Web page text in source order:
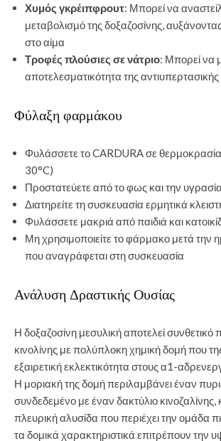
Χυμός γκρέιπφρουτ: Μπορεί να
μεταβολισμό της δοξαζοσίνης,
στο αίμα
Τροφές πλούσιες σε νάτριο: Μπορεί να
αποτελεσματικότητα της
Φύλαξη φαρμάκου
Φυλάσσετε το CARDURA σε
30°C)
Προστατεύετε από το φως και την υγρασία
Διατηρείτε τη συσκευασία ερμητικά
Φυλάσσετε μακριά από παιδιά και
Μη χρησιμοποιείτε το φάρμακο μετά την
που αναγράφεται στη συσκευασία
Ανάλυση Δραστικής Ουσίας
Η δοξαζοσίνη μεσυλική αποτελεί
κινολίνης με πολύπλοκη χημική δομή που
εξαιρετική εκλεκτικότητα στους α1-
Η μοριακή της δομή περιλαμβάνει έναν
συνδεδεμένο με έναν δακτύλιο κινοζαλίνης,
πλευρική αλυσίδα που περιέχει την ομάδα
τα δομικά χαρακτηριστικά επιτρέπουν την